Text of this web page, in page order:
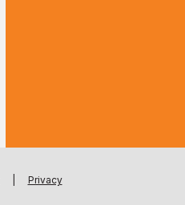
Privacy